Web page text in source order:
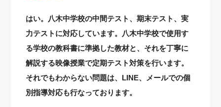
はい。八木中学校の中間テスト、期末テスト、実
力テストに対応しています。八木中学校で使用す
る学校の教科書に準拠した教材と、それを丁寧に
解説する映像授業で定期テスト対策を行います。
それでもわからない問題は、LINE、メールでの個
別指導対応も行なっております。